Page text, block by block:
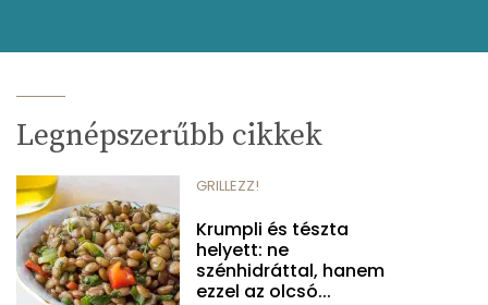
Legnépszerűbb cikkek
GRILLEZZ!
Krumpli és tészta
helyett: ne
szénhidráttal, hanem
ezzel az olcsó...